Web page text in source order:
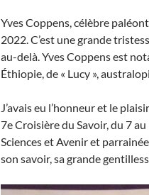
Yves Coppens, célèbre
2022. C’est une grande
au-delà. Yves Coppens est
Éthiopie, de « Lucy »,
J’avais eu l’honneur et le
7e Croisière du Savoir, du 7
Sciences et Avenir et
son savoir, sa grande